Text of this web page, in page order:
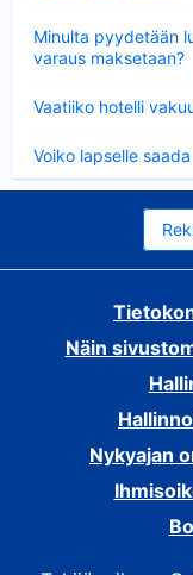
Minulta pyydetään
varaus maksetaan?
Vaatiiko hotelli
Voiko lapselle
Näin
Nykyajan